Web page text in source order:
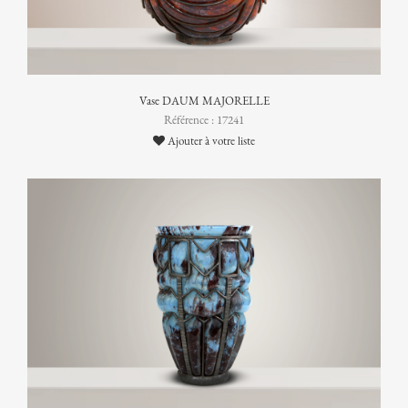
Vase DAUM MAJORELLE
Référence : 17241
Ajouter à votre liste